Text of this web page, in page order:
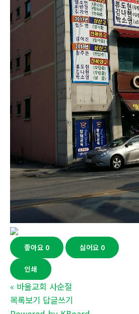
좋아요 0 싫어요 0
인쇄
« 바울교회 사순절
목록보기 답글쓰기